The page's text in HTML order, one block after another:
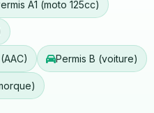
A1 (moto 125cc)
Permis B (voiture)